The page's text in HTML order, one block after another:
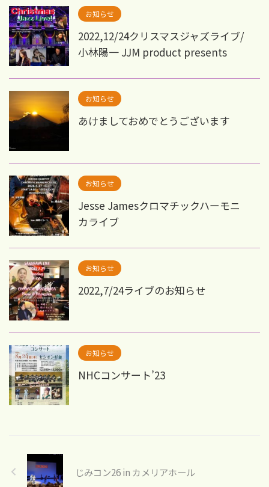
お知らせ
2022,12/24クリスマスジャズライブ/
小林陽一 JJM product presents
お知らせ
あけましておめでとうございます
お知らせ
Jesse Jamesクロマチックハーモニ
カライブ
お知らせ
2022,7/24ライブのお知らせ
お知らせ
NHCコンサート’23
じみコン26 in カメリアホール